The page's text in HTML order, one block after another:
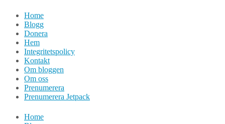
Hoppa
innehåll
Home
Blogg
Donera
Hem
Integritetspolicy
Kontakt
Om bloggen
Om oss
Prenumerera
Prenumerera Jetpack
Home